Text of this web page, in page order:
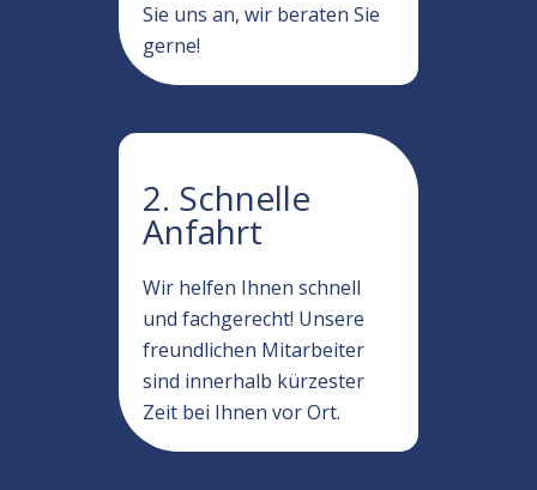
Sie uns an, wir beraten Sie
gerne!
2. Schnelle
Anfahrt
Wir helfen Ihnen schnell
und fachgerecht! Unsere
freundlichen Mitarbeiter
sind innerhalb kürzester
Zeit bei Ihnen vor Ort.